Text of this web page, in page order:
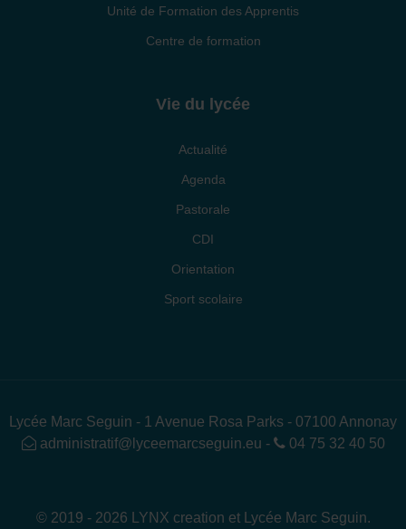
Unité de Formation des Apprentis
Centre de formation
Vie du lycée
Actualité
Agenda
Pastorale
CDI
Orientation
Sport scolaire
Lycée Marc Seguin - 1 Avenue Rosa Parks - 07100 Annonay
administratif@lyceemarcseguin.eu - 04 75 32 40 50
© 2019 - 2026 LYNX creation et Lycée Marc Seguin.